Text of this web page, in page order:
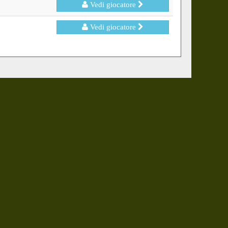
Vedi giocatore
Vedi giocatore